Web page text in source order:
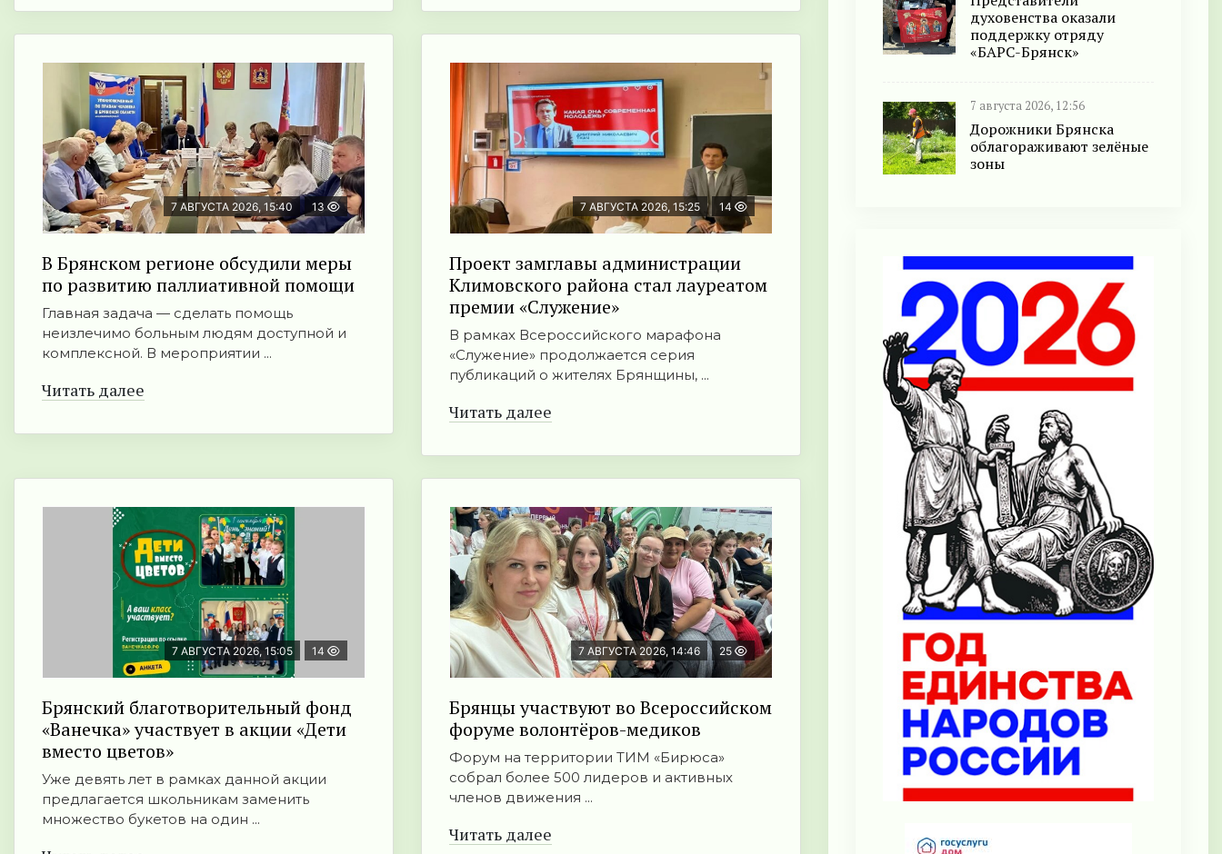
7 АВГУСТА 2026, 15:40 13
В Брянском регионе обсудили меры
по развитию паллиативной помощи
Главная задача — сделать помощь
неизлечимо больным людям доступной и
комплексной. В мероприятии ...
Читать далее
7 АВГУСТА 2026, 15:25 14
Проект замглавы администрации
Климовского района стал лауреатом
премии «Служение»
В рамках Всероссийского марафона
«Служение» продолжается серия
публикаций о жителях Брянщины, ...
Читать далее
7 АВГУСТА 2026, 15:05 14
Брянский благотворительный фонд
«Ванечка» участвует в акции «Дети
вместо цветов»
Уже девять лет в рамках данной акции
предлагается школьникам заменить
множество букетов на один ...
7 АВГУСТА 2026, 14:46 25
Брянцы участвуют во Всероссийском
форуме волонтёров-медиков
Форум на территории ТИМ «Бирюса»
собрал более 500 лидеров и активных
членов движения ...
Читать далее
духовенства оказали
поддержку отряду
«БАРС-Брянск»
7 августа 2026, 12:56
Дорожники Брянска
облагораживают зелёные
зоны